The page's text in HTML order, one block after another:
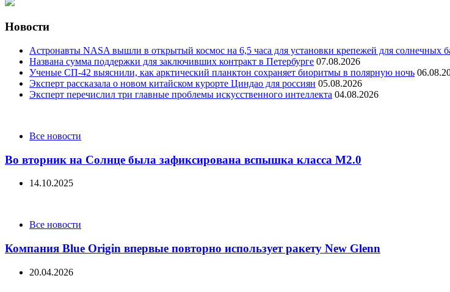
Новости
Астронавты NASA вышли в открытый космос на 6,5 часа для установки крепежей для солнечных
Названа сумма поддержки для заключивших контракт в Петербурге 07.08.2026
Ученые СП-42 выяснили, как арктический планктон сохраняет биоритмы в полярную ночь
Эксперт рассказала о новом китайском курорте Циндао для россиян 05.08.2026
Эксперт перечислил три главные проблемы искусственного интеллекта 04.08.2026
CategoriesВсе новости
Во вторник на Солнце была зафиксирована вспышка класса М2.0
14.10.2025
CategoriesВсе новости
Компания Blue Origin впервые повторно использует ракету New Glenn
20.04.2026